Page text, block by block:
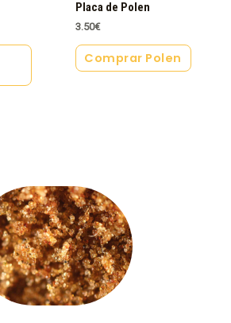
Placa de Polen
3.50€
Comprar Polen